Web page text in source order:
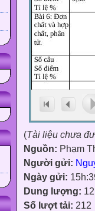
(Tài liệu chưa
Nguồn: Phạm
Người gửi:
Ngày gửi:
Dung lượng:
Số lượt tải: 212